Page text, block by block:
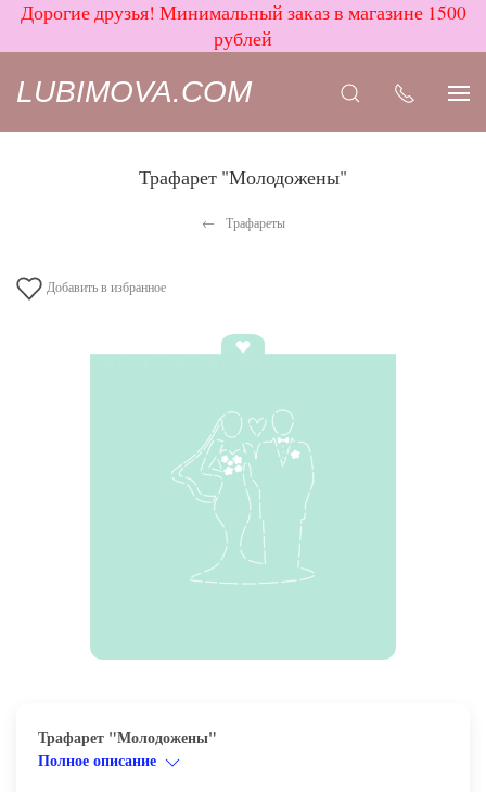
Дорогие друзья! Минимальный заказ в магазине 1500
рублей
LUBIMOVA.COM
Трафарет "Молодожены"
Трафареты
Добавить в избранное
Трафарет "Молодожены"
Полное описание